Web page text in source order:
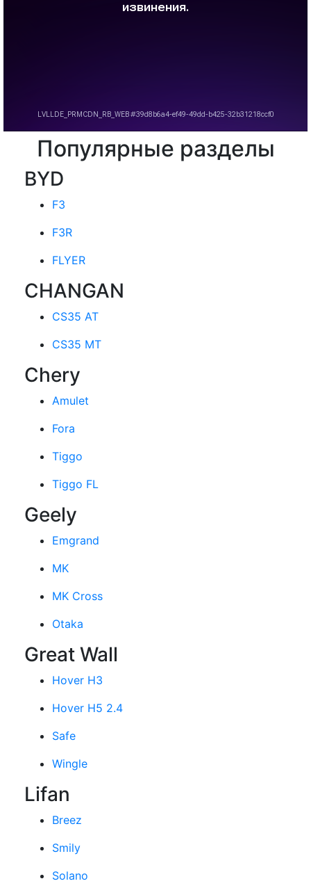
Популярные разделы
BYD
F3
F3R
FLYER
CHANGAN
CS35 AT
CS35 MT
Chery
Amulet
Fora
Tiggo
Tiggo FL
Geely
Emgrand
MK
MK Cross
Otaka
Great Wall
Hover H3
Hover H5 2.4
Safe
Wingle
Lifan
Breez
Smily
Solano